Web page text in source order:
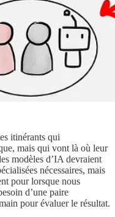
itinérants qui
mais qui vont là où leur
modèles d’IA devraient
nécessaires, mais
pour lorsque nous
d’une paire
pour évaluer le résultat.